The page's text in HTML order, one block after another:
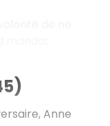
Anne